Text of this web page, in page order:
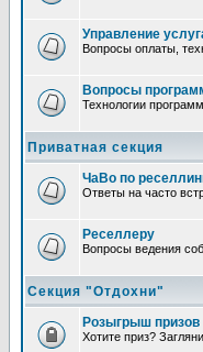
Управление
Вопросы оплаты,
Вопросы
Технологии
Приватная секция
ЧаВо по
Ответы на часто
Реселлеру
Вопросы ведения
Секция "Отдохни"
Розыгрыш призов
Хотите приз?